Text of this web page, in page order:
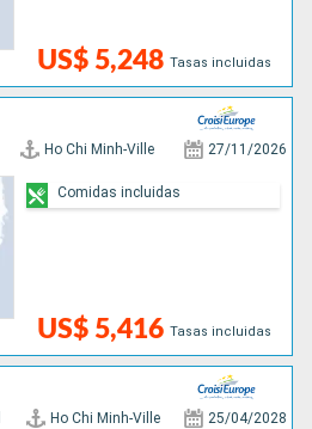
US$ 5,248 Tasas incluidas
Ho Chi Minh-Ville 27/11/2026
US$ 5,416 Tasas incluidas
Comidas incluidas
Ho Chi Minh-Ville 25/04/2028